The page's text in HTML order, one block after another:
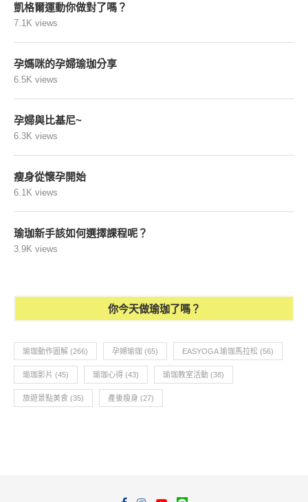
凱格爾運動你做對了嗎？
7.1K views
孕媽咪的孕婦瑜珈分享
6.5K views
孕婦與比基尼~
6.3K views
瘦身從懷孕開始
6.1K views
瑜珈新手該如何選擇課程呢？
3.9K views
你今天做瑜珈了嗎？
瑜珈動作圖解 (266) 孕婦瑜珈 (65) EASYOGA 瑜珈馬拉松 (56)
瑜珈影片 (45) 瑜珈心得 (43) 瑜珈教室活動 (38)
旅遊景點美食 (35) 產後瘦身 (27)